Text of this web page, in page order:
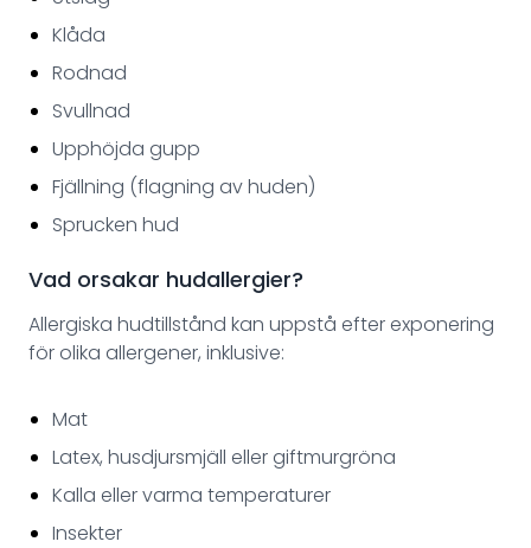
Klåda
Rodnad
Svullnad
Upphöjda gupp
Fjällning (flagning av huden)
Sprucken hud
Vad orsakar hudallergier?
Allergiska hudtillstånd kan uppstå efter exponering
för olika allergener, inklusive:
Mat
Latex, husdjursmjäll eller giftmurgröna
Kalla eller varma temperaturer
Insekter